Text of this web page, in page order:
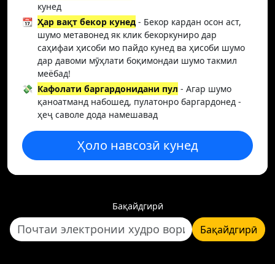
кунед
📆 Ҳар вақт бекор кунед - Бекор кардан осон аст,
шумо метавонед як клик бекоркуниро дар
саҳифаи ҳисоби мо пайдо кунед ва ҳисоби шумо
дар давоми мӯҳлати боқимондаи шумо такмил
меёбад!
💸 Кафолати баргардонидани пул - Агар шумо
қаноатманд набошед, пулатонро баргардонед -
ҳеҷ саволе дода намешавад
Ҳоло навсозӣ кунед
Бақайдгирӣ
Бақайдгирӣ